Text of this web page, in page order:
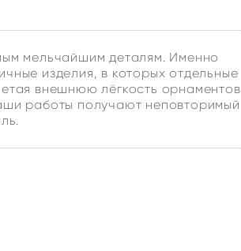
мельчайшим деталям. Именно
изделия, в которых отдельные
внешнюю лёгкость орнаментов
работы получают неповторимый